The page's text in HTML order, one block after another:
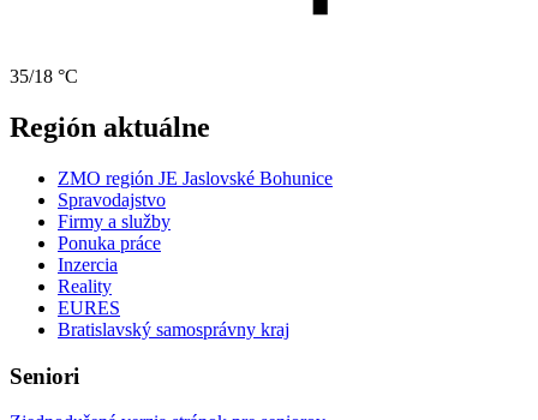
35/18 °C
Región aktuálne
ZMO región JE Jaslovské Bohunice
Spravodajstvo
Firmy a služby
Ponuka práce
Inzercia
Reality
EURES
Bratislavský samosprávny kraj
Seniori